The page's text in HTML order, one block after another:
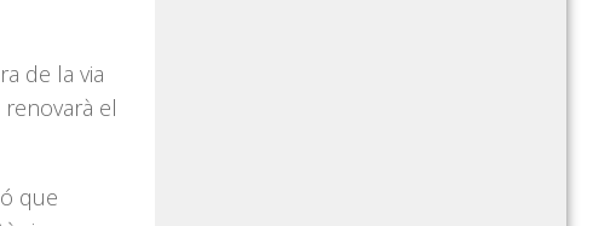
de la via
el
que